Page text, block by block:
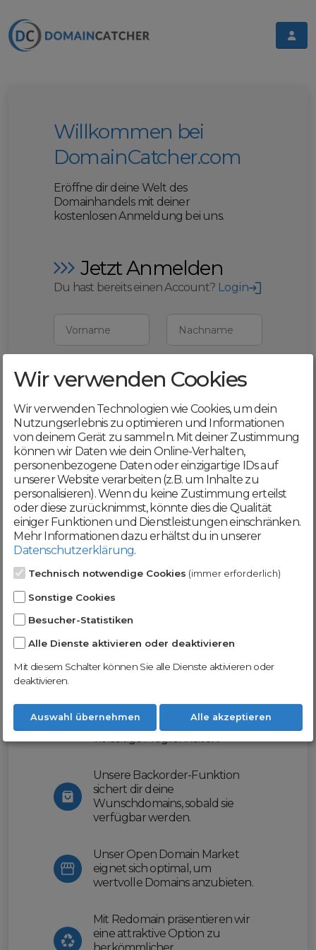
Willkommen bei
DomainCatcher.com
Eröffne dir deine Welt des
Domainhandels mit deiner
kostenlosen Anmeldung bei uns.
Jetzt Anmelden
Du hast bereits einen Account? Login
Vorname Nachname
E-Mail
Mit deiner Registrierung bestätigst du,
dass du dieAGBund
Datenschutzerklärung akzeptierst
Weiter
Werde jetzt Teil der
DomainCatcher-
Community!
Nutze unsere Erfahrung und profitiere
erleichtern wir dir den
Domainhandel und bieten dir
vielseitige Möglichkeiten.
Unsere Backorder-Funktion
sichert dir deine
Wunschdomains, sobald sie
verfügbar werden.
Unser Open Domain Market
eignet sich optimal, um
wertvolle Domains anzubieten.
Mit Redomain präsentieren wir
eine attraktive Option zu
Wir verwenden Cookies
Wir verwenden Technologien wie Cookies, um dein
Nutzungserlebnis zu optimieren und Informationen
von deinem Gerät zu sammeln. Mit deiner Zustimmung
können wir Daten wie dein Online-Verhalten,
personenbezogene Daten oder einzigartige IDs auf
unserer Website verarbeiten (z.B. um Inhalte zu
personalisieren). Wenn du keine Zustimmung erteilst
oder diese zurücknimmst, könnte dies die Qualität
einiger Funktionen und Dienstleistungen einschränken.
Mehr Informationen dazu erhältst du in unserer
Datenschutzerklärung.
Technisch notwendige Cookies (immer erforderlich)
Sonstige Cookies
Besucher-Statistiken
Alle Dienste aktivieren oder deaktivieren
Mit diesem Schalter können Sie alle Dienste aktivieren oder
deaktivieren.
Auswahl übernehmen Alle akzeptieren